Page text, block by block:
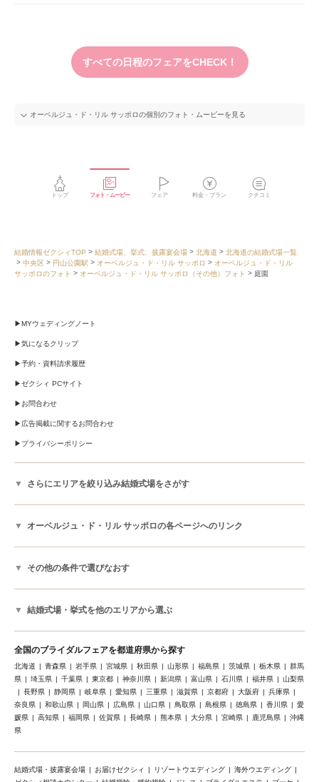
すべての日程のフェアをCHECK！
オーベルジュ・ド・リル サッポロの個別のフォト・ムービーを見る
トップ フォト・ムービー フェア 料金・プラン クチコミ
結婚情報ゼクシィTOP 結婚式場、挙式、披露宴会場 北海道
北海道の結婚式場一覧
中央区
円山公園駅 オーベルジュ・ド・リル サッポロ
オーベルジュ・ド・リル
サッポロのフォト
オーベルジュ・ド・リル サッポロ（その他）フォト 庭園
MYウェディングノート
気になるクリップ
予約・資料請求履歴
ゼクシィ PCサイト
お問合わせ
広告掲載に関するお問合わせ
プライバシーポリシー
さらにエリアを絞り込み結婚式場をさがす
オーベルジュ・ド・リル サッポロの各ページへのリンク
その他の条件で選びなおす
結婚式場・挙式を他のエリアから選ぶ
全国のブライダルフェアを都道府県から探す
北海道 青森県 岩手県 宮城県 秋田県 山形県 福島県 茨城県 栃木県
群馬
県
埼玉県 千葉県 東京都 神奈川県 新潟県 富山県 石川県 福井県
山梨県
長野県
静岡県 岐阜県 愛知県 三重県 滋賀県 京都府 大阪府
兵庫県
奈良県
和歌山県 岡山県 広島県 山口県 鳥取県 島根県 徳島県 香川県
愛
媛県
高知県 福岡県 佐賀県 長崎県 熊本県 大分県 宮崎県 鹿児島県
沖縄
県
結婚式場・披露宴会場 お届けゼクシィ リゾートウエディング
海外ウエディング